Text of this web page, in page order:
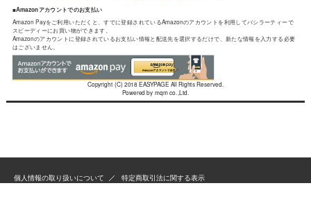
個人情報の取り扱いについて 特定商取引法に関する表示